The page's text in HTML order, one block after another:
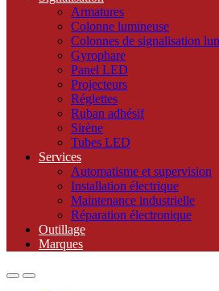
Armatures
Colonne lumineuse
Colonnes de signalisation
Gyrophare
Panel LED
Projecteurs
Réglettes
Ruban adhésif
Sirène
Tubes LED
Services
Automatisme et supervision
Installation électrique
Maintenance industrielle
Réparation électronique
Outillage
Marques